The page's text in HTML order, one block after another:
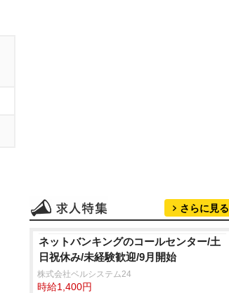
さらに見る
ネットバンキングのコールセンター/土
日祝休み/未経験歓迎/9月開始
株式会社ベルシステム24
時給1,400円